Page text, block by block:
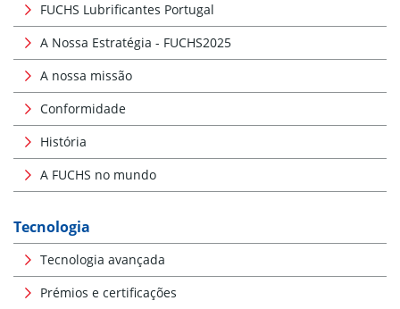
FUCHS Lubrificantes Portugal
A Nossa Estratégia - FUCHS2025
A nossa missão
Conformidade
História
A FUCHS no mundo
Tecnologia
Tecnologia avançada
Prémios e certificações